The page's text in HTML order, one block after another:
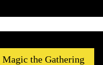
Magic the Gathering